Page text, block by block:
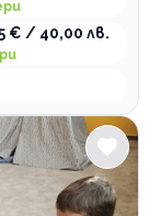
€ / 40,00 лв.